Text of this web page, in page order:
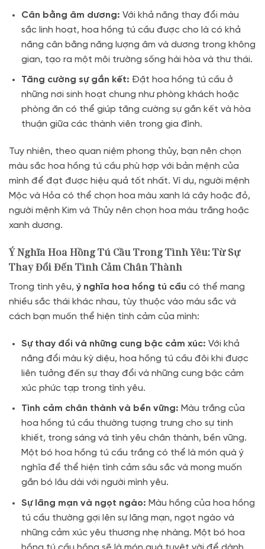
Cân bằng âm dương: Với khả năng thay đổi màu
sắc linh hoạt, hoa hồng tú cầu được cho là có khả
năng cân bằng năng lượng âm và dương trong không
gian, tạo ra một môi trường sống hài hòa và thư thái.
Tăng cường sự gắn kết: Đặt hoa hồng tú cầu ở
những nơi sinh hoạt chung như phòng khách hoặc
phòng ăn có thể giúp tăng cường sự gắn kết và hòa
thuận giữa các thành viên trong gia đình.
Tuy nhiên, theo quan niệm phong thủy, bạn nên chọn
màu sắc hoa hồng tú cầu phù hợp với bản mệnh của
mình để đạt được hiệu quả tốt nhất. Ví dụ, người mệnh
Mộc và Hỏa có thể chọn hoa màu xanh lá cây hoặc đỏ,
người mệnh Kim và Thủy nên chọn hoa màu trắng hoặc
xanh dương.
Ý Nghĩa Hoa Hồng Tú Cầu Trong Tình Yêu: Từ Sự
Thay Đổi Đến Tình Cảm Chân Thành
Trong tình yêu, ý nghĩa hoa hồng tú cầu có thể mang
nhiều sắc thái khác nhau, tùy thuộc vào màu sắc và
cách bạn muốn thể hiện tình cảm của mình:
Sự thay đổi và những cung bậc cảm xúc: Với khả
năng đổi màu kỳ diệu, hoa hồng tú cầu đôi khi được
liên tưởng đến sự thay đổi và những cung bậc cảm
xúc phức tạp trong tình yêu.
Tình cảm chân thành và bền vững: Màu trắng của
hoa hồng tú cầu thường tượng trưng cho sự tinh
khiết, trong sáng và tình yêu chân thành, bền vững.
Một bó hoa hồng tú cầu trắng có thể là món quà ý
nghĩa để thể hiện tình cảm sâu sắc và mong muốn
gắn bó lâu dài với người mình yêu.
Sự lãng mạn và ngọt ngào: Màu hồng của hoa hồng
tú cầu thường gợi lên sự lãng mạn, ngọt ngào và
những cảm xúc yêu thương nhẹ nhàng. Một bó hoa